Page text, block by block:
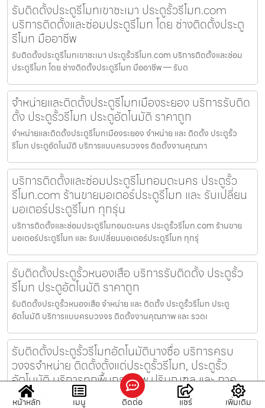
รับติดตั้งประตูรีโมทเขาชะเมา ประตูรั้วรีโมท.com
บริการติดตั้งและซ่อมประตูรีโมท โดย ช่างติดตั้งประตู
รีโมท มืออาชีพ
รับติดตั้งประตูรีโมทเขาชะเมา ประตูรั้วรีโมท.com บริการติดตั้งและซ่อม
ประตูรีโมท โดย ช่างติดตั้งประตูรีโมท มืออาชีพ — รับต
จำหน่ายและติดตั้งประตูรีโมทเมืองระยอง บริการรับติด
ตั้ง ประตูรั้วรีโมท ประตูอัตโนมัติ ราคาถูก
จำหน่ายและติดตั้งประตูรีโมทเมืองระยอง จำหน่าย และ ติดตั้ง ประตูรั้ว
รีโมท ประตูอัตโนมัติ บริการแบบครบวงจร ติดตั้งงานคุณภา
บริการติดตั้งและซ่อมประตูรีโมทอมตะนคร ประตูรั้ว
รีโมท.com ร้านขายมอเตอร์ประตูรีโมท และ รับเปลี่ยน
มอเตอร์ประตูรีโมท ทุกรุ่น
บริการติดตั้งและซ่อมประตูรีโมทอมตะนคร ประตูรั้วรีโมท.com ร้านขาย
มอเตอร์ประตูรีโมท และ รับเปลี่ยนมอเตอร์ประตูรีโมท ทุกรุ่
รับติดตั้งประตูรั้วหนองเสือ บริการรับติดตั้ง ประตูรั้ว
รีโมท ประตูอัตโนมัติ ราคาถูก
รับติดตั้งประตูรั้วหนองเสือ จำหน่าย และ ติดตั้ง ประตูรั้วรีโมท ประตู
อัตโนมัติ บริการแบบครบวงจร ติดตั้งงานคุณภาพ และ รวดเ
รับติดตั้งประตูรั้วรีโมทอัตโนมัติบางซื่อ บริการครบ
วงจรจำหน่าย ติดตั้งตั้งแต่ประตูรั้วรีโมท, ประตูรั้ว
อัตโนมัติ บริการทุกพื้นกรุงเทพ ปริมณฑล และ ภาค
ตะวันออก
หน้าหลัก เมนู ติดต่อ แชร์ เพิ่มเติม